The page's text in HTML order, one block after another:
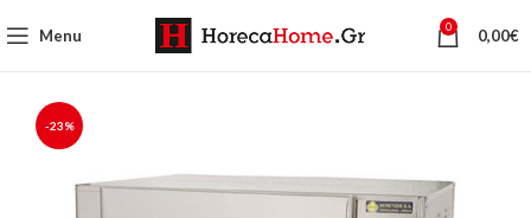
Menu 0 0,00€
-23%